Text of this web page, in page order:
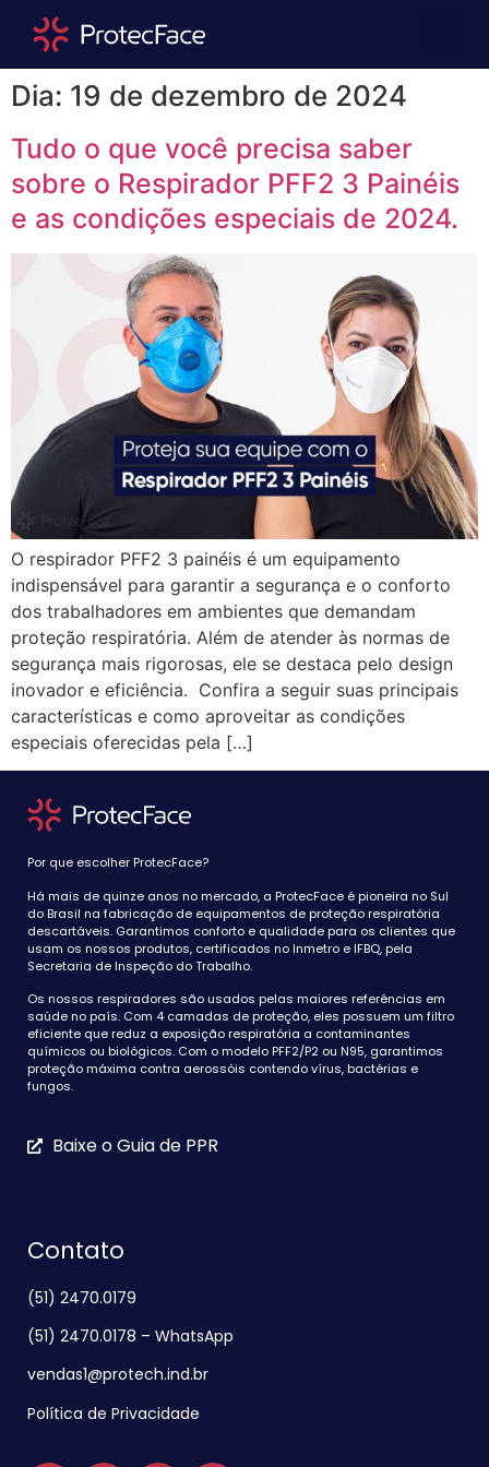
Dia: 19 de dezembro de 2024
Tudo o que você precisa saber
sobre o Respirador PFF2 3 Painéis
e as condições especiais de 2024.
O respirador PFF2 3 painéis é um equipamento
indispensável para garantir a segurança e o conforto
dos trabalhadores em ambientes que demandam
proteção respiratória. Além de atender às normas de
segurança mais rigorosas, ele se destaca pelo design
inovador e eficiência. Confira a seguir suas principais
características e como aproveitar as condições
especiais oferecidas pela […]
Por que escolher ProtecFace?
Há mais de quinze anos no mercado, a ProtecFace é pioneira no Sul
do Brasil na fabricação de equipamentos de proteção respiratória
descartáveis. Garantimos conforto e qualidade para os clientes que
usam os nossos produtos, certificados no Inmetro e IFBQ, pela
Secretaria de Inspeção do Trabalho.
Os nossos respiradores são usados pelas maiores referências em
saúde no país. Com 4 camadas de proteção, eles possuem um filtro
eficiente que reduz a exposição respiratória a contaminantes
químicos ou biológicos. Com o modelo PFF2/P2 ou N95, garantimos
proteção máxima contra aerossóis contendo vírus, bactérias e
fungos.
Baixe o Guia de PPR
Contato
(51) 2470.0179
(51) 2470.0178 – WhatsApp
vendas1@protech.ind.br
Política de Privacidade